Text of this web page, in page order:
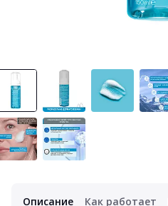
Описание Как работает